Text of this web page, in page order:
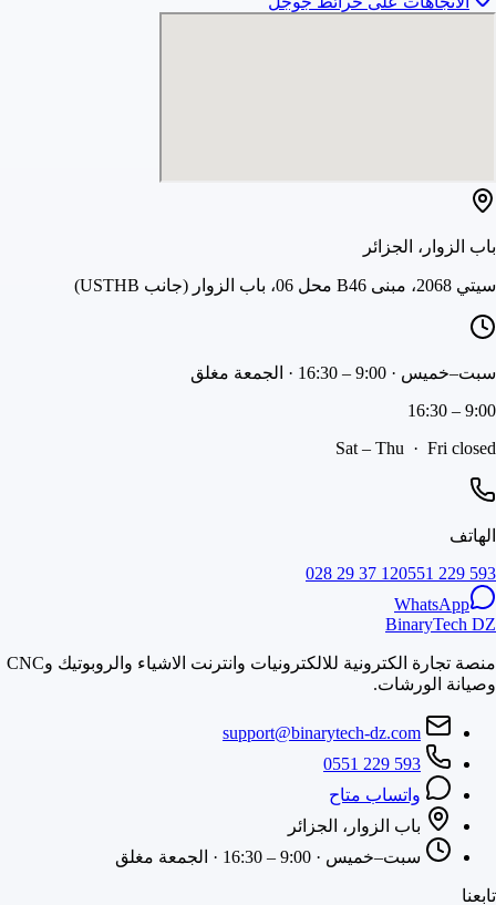
باب الزوار، الجزائر
سيتي 2068، مبنى B46 محل 06، باب الزوار (جانب USTHB)
سبت–خميس · 9:00 – 16:30 · الجمعة مغلق
9:00 – 16:30
Sat – Thu · Fri closed
الهاتف
0551 229 593
028 29 37 12
WhatsApp
BinaryTech DZ
منصة تجارة الكترونية للالكترونيات وانترنت الاشياء والروبوتيك وCNC
وصيانة الورشات.
support@binarytech-dz.com
0551 229 593
واتساب متاح
باب الزوار، الجزائر
سبت–خميس · 9:00 – 16:30 · الجمعة مغلق
تابعنا